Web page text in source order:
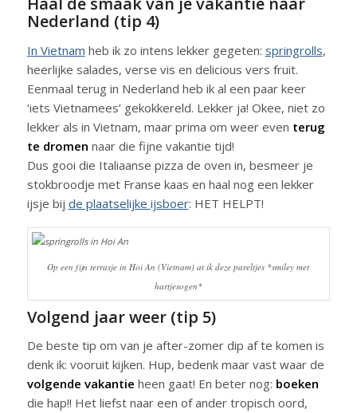
Nederland (tip 4)
In Vietnam heb ik zo intens lekker gegeten: springrolls,
heerlijke salades, verse vis en delicious vers fruit.
Eenmaal terug in Nederland heb ik al een paar keer
‘iets Vietnamees’ gekokkereld. Lekker ja! Okee, niet zo
lekker als in Vietnam, maar prima om weer even terug
te dromen naar die fijne vakantie tijd!
Dus gooi die Italiaanse pizza de oven in, besmeer je
stokbroodje met Franse kaas en haal nog een lekker
ijsje bij de plaatselijke ijsboer: HET HELPT!
Op een fijn terrasje in Hoi An (Vietnam) at ik deze pareltjes *smiley met
hartjesogen*
Volgend jaar weer (tip 5)
De beste tip om van je after-zomer dip af te komen is
denk ik: vooruit kijken. Hup, bedenk maar vast waar de
volgende vakantie heen gaat! En beter nog: boeken
die hap!! Het liefst naar een of ander tropisch oord,